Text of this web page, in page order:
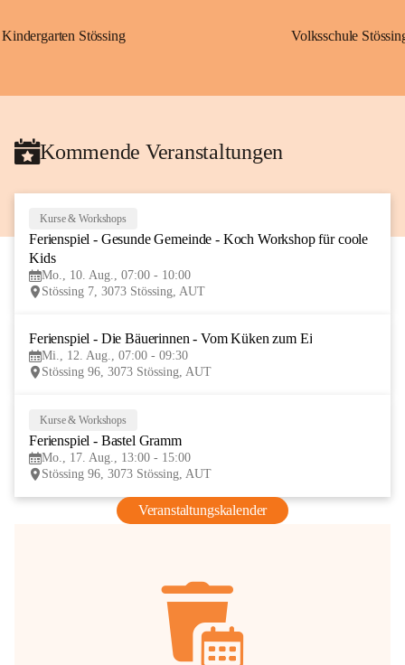
Kindergarten Stössing Volksschule
Kommende Veranstaltungen
AUG
Kurse & Workshops
Ferienspiel - Gesunde Gemeinde - Koch Workshop für coole
Kids
Mo., 10. Aug., 07:00 - 10:00
Stössing 7, 3073 Stössing, AUT
Ferienspiel - Die Bäuerinnen - Vom Küken zum Ei
Mi., 12. Aug., 07:00 - 09:30
Stössing 96, 3073 Stössing, AUT
Kurse & Workshops
Ferienspiel - Bastel Gramm
Mo., 17. Aug., 13:00 - 15:00
Stössing 96, 3073 Stössing, AUT
Veranstaltungskalender